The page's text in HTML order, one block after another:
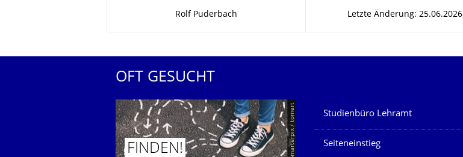
Rolf Puderbach Letzte Änderung: 25.06.2026
OFT GESUCHT
© Smarterpix / tomert
FINDEN!
Unsere Dienste
Studienbüro Lehramt
Seiteneinstieg